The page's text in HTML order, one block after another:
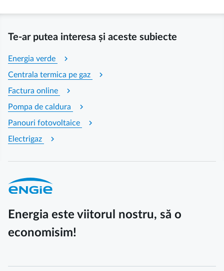
Te-ar putea interesa și aceste subiecte
Energia verde chevron_right
Centrala termica pe gaz chevron_right
Factura online chevron_right
Pompa de caldura chevron_right
Panouri fotovoltaice chevron_right
Electrigaz chevron_right
Energia este viitorul nostru, să o
economisim!